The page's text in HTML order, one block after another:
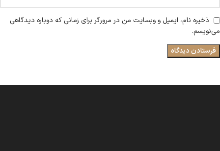
ذخیره نام، ایمیل و وبسایت من در مرورگر برای زمانی که دوباره دیدگاهی
می‌نویسم.